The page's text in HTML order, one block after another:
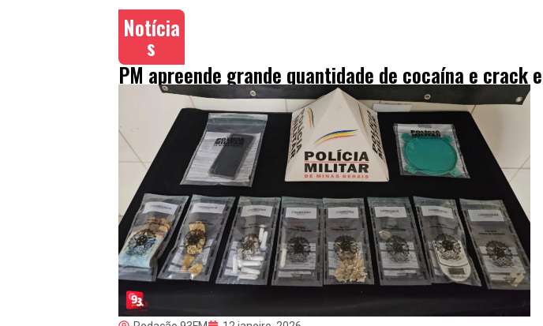
Notícia
s
PM apreende grande quantidade de cocaína e crack